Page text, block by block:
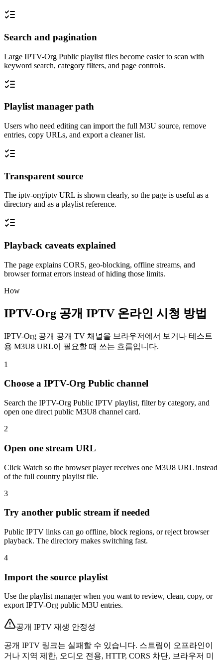
Search and pagination
Large IPTV-Org Public playlist files become easier to scan with
keyword search, category filters, and page controls.
Playlist manager path
Users who need editing can import the full M3U source, remove
entries, copy URLs, and export a cleaner list.
Transparent source
The iptv-org/iptv URL is shown clearly, so the page is useful as a
directory and as a playlist reference.
Playback caveats explained
The page explains CORS, geo-blocking, offline streams, and
browser format errors instead of hiding those limits.
How
IPTV-Org 공개 IPTV 온라인 시청 방법
IPTV-Org 공개 공개 TV 채널을 브라우저에서 보거나 테스트
용 M3U8 URL이 필요할 때 쓰는 흐름입니다.
1
Choose a IPTV-Org Public channel
Search the IPTV-Org Public IPTV playlist, filter by category, and
open one direct public M3U8 channel card.
2
Open one stream URL
Click Watch so the browser player receives one M3U8 URL instead
of the full country playlist file.
3
Try another public stream if needed
Public IPTV links can go offline, block regions, or reject browser
playback. The directory makes switching fast.
4
Import the source playlist
Use the playlist manager when you want to review, clean, copy, or
export IPTV-Org public M3U entries.
공개 IPTV 재생 안정성
공개 IPTV 링크는 실패할 수 있습니다. 스트림이 오프라인이
거나 지역 제한, 오디오 전용, HTTP, CORS 차단, 브라우저 미